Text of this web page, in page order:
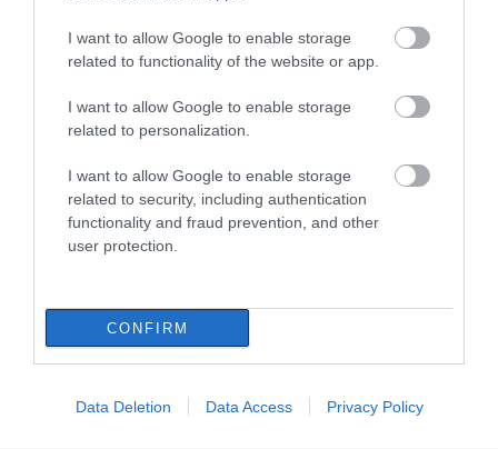
I want to allow Google to enable storage
related to functionality of the website or app.
I want to allow Google to enable storage
related to personalization.
I want to allow Google to enable storage
related to security, including authentication
functionality and fraud prevention, and other
user protection.
CONFIRM
Data Deletion Data Access Privacy Policy
Τι είναι οι γανωματήδες και γιατί
Εύβοιας;
07.08.2026 | 10:30
Συγκλονίζει μαρτυρία εθελοντή στην
Εύβοια: Ετσι σώθηκε το Προκόπι από τη
μεγάλη φωτιά (vid)
07.08.2026 | 10:15
Είσαι διακοπές στην Εύβοια και θες
γεύσεις στα κάρβουνα; Έλα στο «Παλιό
Πιθάρι»!
βουλευτή που «τρέλανε» εθελοντές